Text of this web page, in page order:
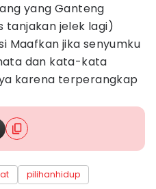
yang Ganteng
tanjakan jelek lagi)
Maafkan jika senyumku
dan kata-kata
karena terperangkap
pilihanhidup